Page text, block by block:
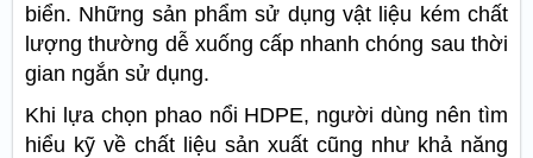
biển. Những sản phẩm sử dụng vật liệu kém chất
lượng thường dễ xuống cấp nhanh chóng sau thời
gian ngắn sử dụng.
Khi lựa chọn phao nổi HDPE, người dùng nên tìm
hiểu kỹ về chất liệu sản xuất cũng như khả năng